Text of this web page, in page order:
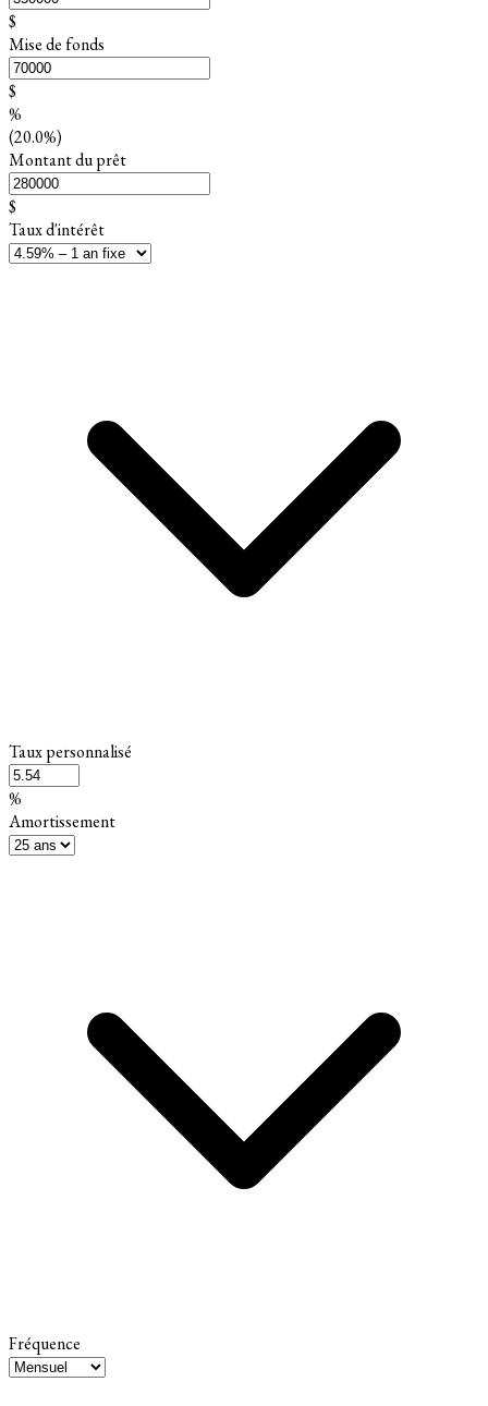
$
Mise de fonds
$
%
(20.0%)
Montant du prêt
$
Taux d'intérêt
Taux personnalisé
%
Amortissement
Fréquence